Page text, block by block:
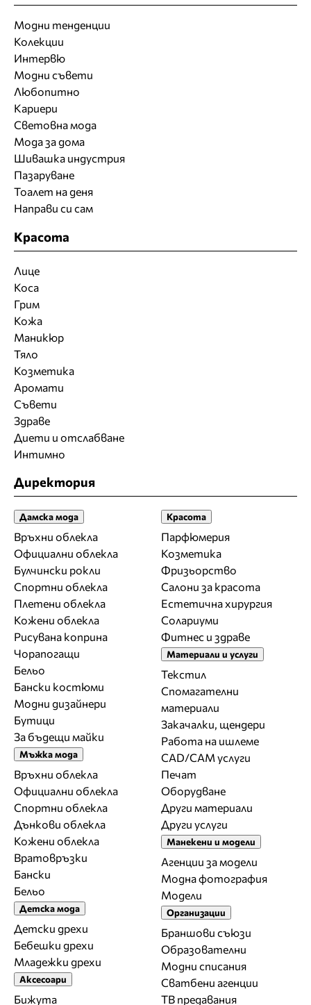
Модни тенденции
Колекции
Интервю
Модни съвети
Любопитно
Кариери
Световна мода
Мода за дома
Шивашка индустрия
Пазаруване
Тоалет на деня
Направи си сам
Красота
Лице
Коса
Грим
Кожа
Маникюр
Тяло
Козметика
Аромати
Съвети
Здраве
Диети и отслабване
Интимно
Директория
Дамска мода
Връхни облекла
Официални облекла
Булчински рокли
Спортни облекла
Плетени облекла
Кожени облекла
Рисувана коприна
Чорапогащи
Бельо
Бански костюми
Модни дизайнери
Бутици
За бъдещи майки
Мъжка мода
Връхни облекла
Официални облекла
Спортни облекла
Дънкови облекла
Кожени облекла
Вратовръзки
Бански
Бельо
Детска мода
Детски дрехи
Бебешки дрехи
Младежки дрехи
Аксесоари
Бижута
Красота
Парфюмерия
Козметика
Фризьорство
Салони за красота
Естетична хирургия
Солариуми
Фитнес и здраве
Материали и услуги
Текстил
Спомагателни
материали
Закачалки, щендери
Работа на ишлеме
CAD/CAM услуги
Печат
Оборудване
Други материали
Други услуги
Манекени и модели
Агенции за модели
Модна фотография
Модели
Организации
Браншови съюзи
Образователни
Модни списания
Сватбени агенции
ТВ предавания